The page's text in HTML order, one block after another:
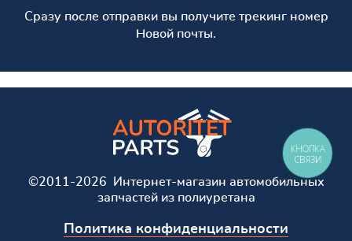
Сразу после отправки вы получите трекинг номер
Новой почты.
©2011-2026 Интернет-магазин автомобильных
запчастей из полиуретана
Политика конфиденциальности
КНОПКА
СВЯЗИ